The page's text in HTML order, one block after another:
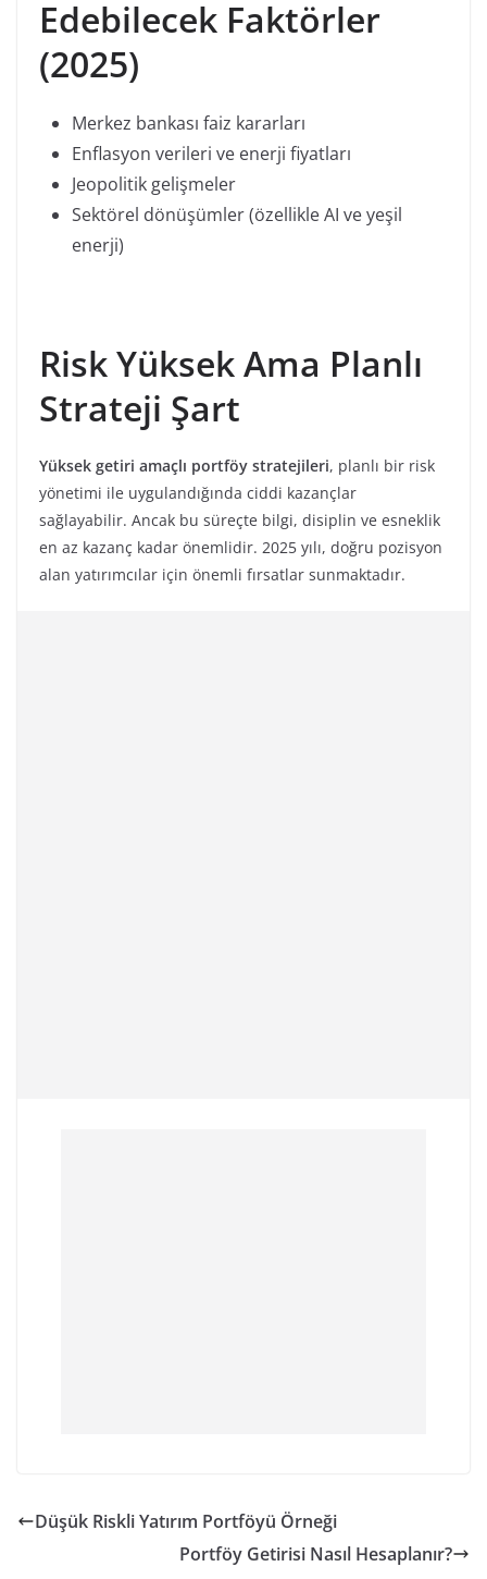
Edebilecek Faktörler
(2025)
Merkez bankası faiz kararları
Enflasyon verileri ve enerji fiyatları
Jeopolitik gelişmeler
Sektörel dönüşümler (özellikle AI ve yeşil
enerji)
Risk Yüksek Ama Planlı
Strateji Şart
Yüksek getiri amaçlı portföy stratejileri, planlı bir risk
yönetimi ile uygulandığında ciddi kazançlar
sağlayabilir. Ancak bu süreçte bilgi, disiplin ve esneklik
en az kazanç kadar önemlidir. 2025 yılı, doğru pozisyon
alan yatırımcılar için önemli fırsatlar sunmaktadır.
Düşük Riskli Yatırım Portföyü Örneği
Portföy Getirisi Nasıl Hesaplanır?